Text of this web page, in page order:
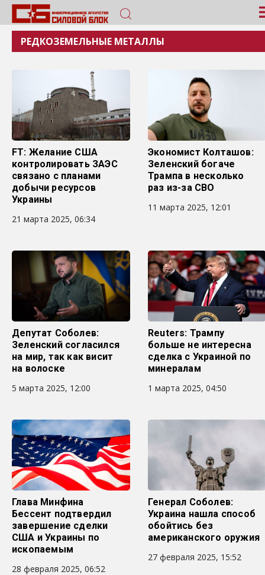
РЕДКОЗЕМЕЛЬНЫЕ МЕТАЛЛЫ
FT: Желание США
контролировать ЗАЭС
связано с планами
добычи ресурсов
Украины
21 марта 2025, 06:34
Экономист Колташов:
Зеленский богаче
Трампа в несколько
раз из-за СВО
11 марта 2025, 12:01
Депутат Соболев:
Зеленский согласился
на мир, так как висит
на волоске
5 марта 2025, 12:00
Reuters: Трампу
больше не интересна
сделка с Украиной по
минералам
1 марта 2025, 04:50
Глава Минфина
Бессент подтвердил
завершение сделки
США и Украины по
ископаемым
28 февраля 2025, 06:52
Генерал Соболев:
Украина нашла способ
обойтись без
американского оружия
27 февраля 2025, 15:52